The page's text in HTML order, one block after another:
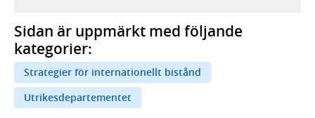
Sidan är uppmärkt med följande
kategorier:
Strategier för internationellt bistånd
Utrikesdepartementet